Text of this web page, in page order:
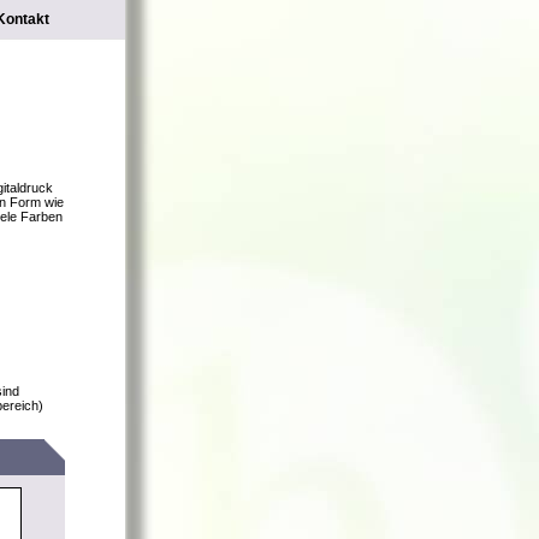
Form wie
Farben